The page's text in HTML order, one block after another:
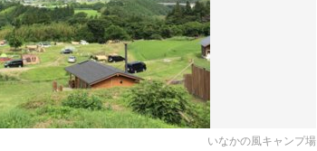
いなかの風キャンプ場